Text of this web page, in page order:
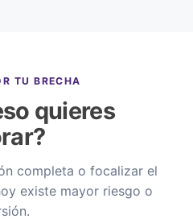
TU BRECHA
quieres
completa o focalizar el
existe mayor riesgo o